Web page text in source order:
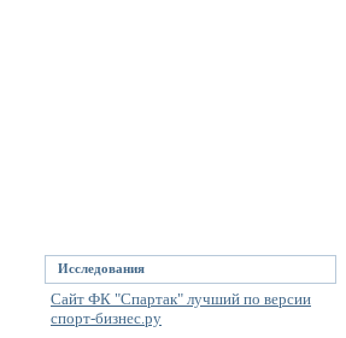
Исследования
Сайт ФК "Спартак" лучший по версии
спорт-бизнес.ру